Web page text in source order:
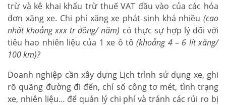
trừ và kê khai khấu trừ thuế VAT đầu vào của các hóa
đơn xăng xe. Chi phí xăng xe phát sinh khá nhiều (cao
nhất khoảng xxx tr đồng/ năm) có thực sự hợp lý đối với
tiêu hao nhiên liệu của 1 xe ô tô(khoảng 4 – 6 lít xăng/
100 km)?
Doanh nghiệp cần xây dựng Lịch trình sử dụng xe, ghi
rõ quãng đường đi đến, chỉ số công tơ mét, tình trạng
xe, nhiên liệu… để quản lý chi phí và tránh các rủi ro bị